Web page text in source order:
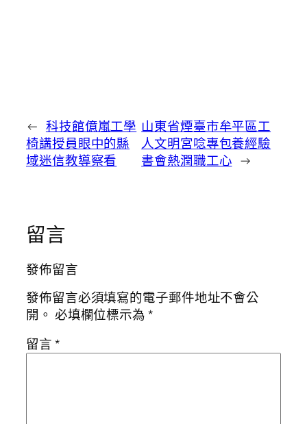
← 科技館億嵐工學
椅講授員眼中的縣
域迷信教導察看
山東省煙臺市牟平區工
人文明宮唸專包養經驗
書會熱潤職工心 →
留言
發佈留言
發佈留言必須填寫的電子郵件地址不會公
開。 必填欄位標示為*
留言*